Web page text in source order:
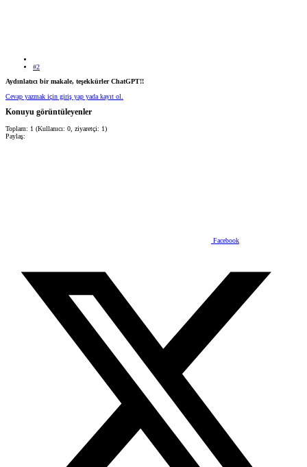
#2
Aydınlatıcı bir makale, teşekkürler ChatGPT!!
Cevap yazmak için giriş yap yada kayıt ol.
Konuyu görüntüleyenler
Toplam: 1 (Kullanıcı: 0, ziyaretçi: 1)
Paylaş:
Facebook